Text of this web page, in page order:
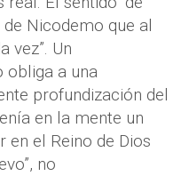
Nicodemo que al
vez”. Un
obliga a una
profundización del
en la mente un
en el Reino de Dios
no